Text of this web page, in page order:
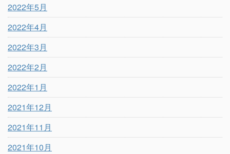
2022年5月
2022年4月
2022年3月
2022年2月
2022年1月
2021年12月
2021年11月
2021年10月